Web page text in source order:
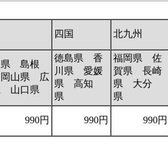
四国 北九州
県 島根
山県 広
山口県
徳島県 香
川県 愛媛
県 高知
県
福岡県 佐
賀県 長崎
県 大分
県
990円 990円 990円